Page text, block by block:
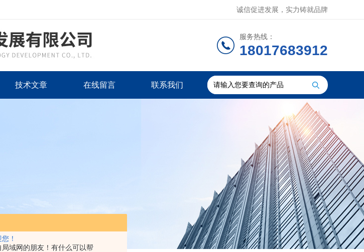
！
局域网的朋友！有什么可以帮
诚信促进发展，实力铸就品牌
服务热线：
18017683912
技术文章 在线留言 联系我们